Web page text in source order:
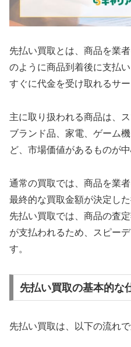
先払い買取とは、商品を業
のように商品到着後に支払
すぐに代金を受け取れるサ
主に取り扱われる商品は、
ブランド品、家電、ゲーム
ど、市場価値があるものが中
通常の買取では、商品を業
最終的な買取金額が決定し
先払い買取では、商品の査
が支払われるため、スピー
す。
先払い買取の基本的な
先払い買取は、以下の流れで